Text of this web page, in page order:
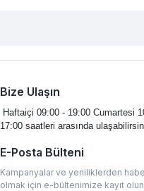
Bize Ulaşın
Haftaiçi 09:00 - 19:00 Cumartesi
17:00 saatleri arasında
E-Posta Bülteni
Kampanyalar ve yeniliklerden
olmak için e-bültenimize kayıt